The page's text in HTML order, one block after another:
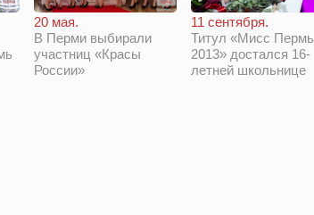
20 мая.
В Перми выбирали
участниц «Красы
России»
11 сентября.
Титул «Мисс Пермь
2013» достался 16-
летней школьнице